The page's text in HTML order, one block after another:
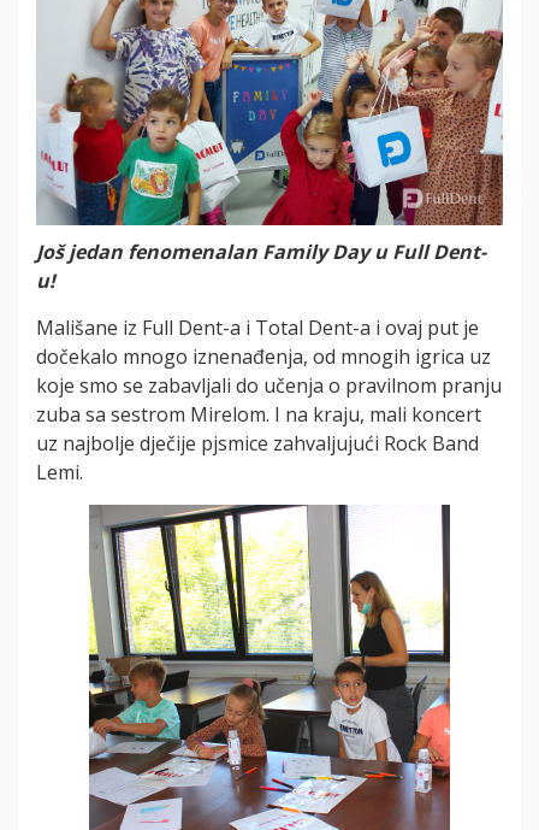
Još jedan fenomenalan Family Day u Full Dent-
u!
Mališane iz Full Dent-a i Total Dent-a i ovaj put je
dočekalo mnogo iznenađenja, od mnogih igrica uz
koje smo se zabavljali do učenja o pravilnom pranju
zuba sa sestrom Mirelom. I na kraju, mali koncert
uz najbolje dječije pjsmice zahvaljujući Rock Band
Lemi.